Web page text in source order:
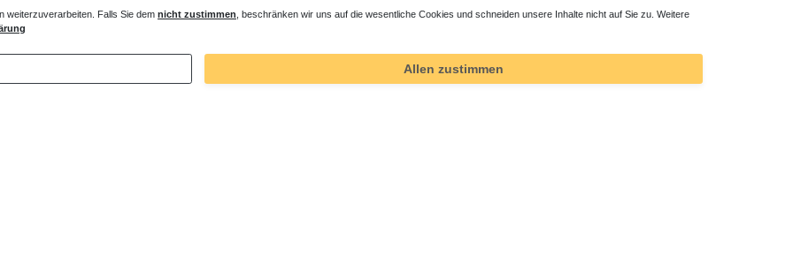
weiterzuverarbeiten. Falls Sie dem nicht zustimmen , beschränken wir uns auf die wesentliche Cookies und schneiden unsere Inhalte nicht auf Sie zu. Weitere
Allen zustimmen